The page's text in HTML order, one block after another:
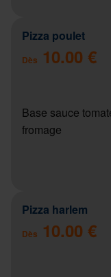
Pizza poulet
Dès 10.00 €
Base sauce
fromage
Pizza harlem
Dès 10.00 €